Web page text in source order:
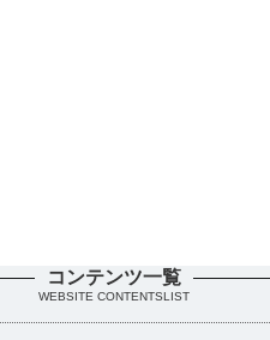
コンテンツ一覧
WEBSITE CONTENTSLIST